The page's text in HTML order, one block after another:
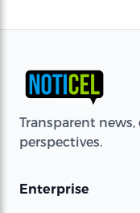
Transparent
perspectives.
Enterprise